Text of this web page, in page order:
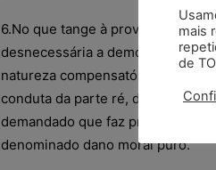
6.No que tange à prova do dano
desnecessária a demonstração
natureza compensatória,
conduta da parte ré, decorrendo
demandado que faz presumir os
denominado dano moral puro.
mais
de